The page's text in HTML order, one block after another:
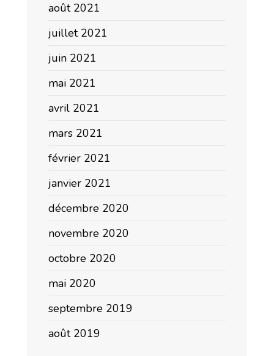
août 2021
juillet 2021
juin 2021
mai 2021
avril 2021
mars 2021
février 2021
janvier 2021
décembre 2020
novembre 2020
octobre 2020
mai 2020
septembre 2019
août 2019